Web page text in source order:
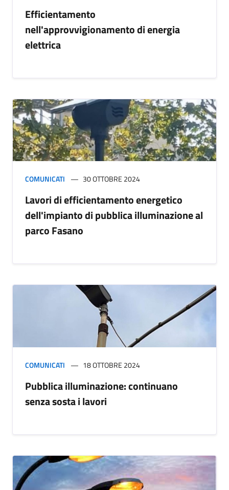
Efficientamento
nell'approvvigionamento di energia
elettrica
COMUNICATI 30 OTTOBRE 2024
Lavori di efficientamento energetico
dell'impianto di pubblica illuminazione al
parco Fasano
COMUNICATI 18 OTTOBRE 2024
Pubblica illuminazione: continuano
senza sosta i lavori